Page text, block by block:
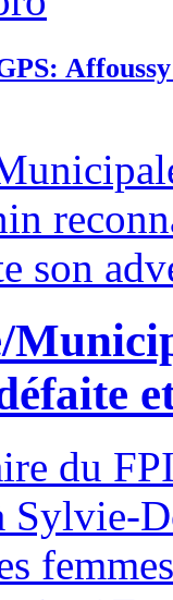
du
Sylvie-